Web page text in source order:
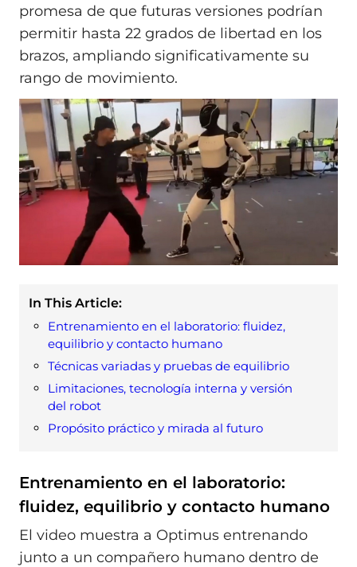
promesa de que futuras versiones podrían
permitir hasta 22 grados de libertad en los
brazos, ampliando significativamente su
rango de movimiento.
In This Article:
Entrenamiento en el laboratorio: fluidez,
equilibrio y contacto humano
Técnicas variadas y pruebas de equilibrio
Limitaciones, tecnología interna y versión
del robot
Propósito práctico y mirada al futuro
Entrenamiento en el laboratorio:
fluidez, equilibrio y contacto humano
El video muestra a Optimus entrenando
junto a un compañero humano dentro de